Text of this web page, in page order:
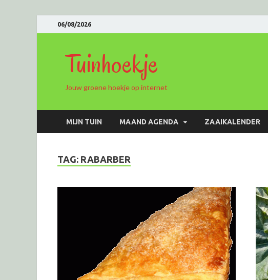
06/08/2026
Tuinhoekje
Jouw groene hoekje op internet
MIJN TUIN MAAND AGENDA ZAAIKALENDER
TAG: RABARBER